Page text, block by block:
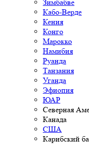
Зимбабве
Кабо-Верде
Кения
Конго
Марокко
Намибия
Руанда
Танзания
Уганда
Эфиопия
ЮАР
Северная
Канада
США
Карибский